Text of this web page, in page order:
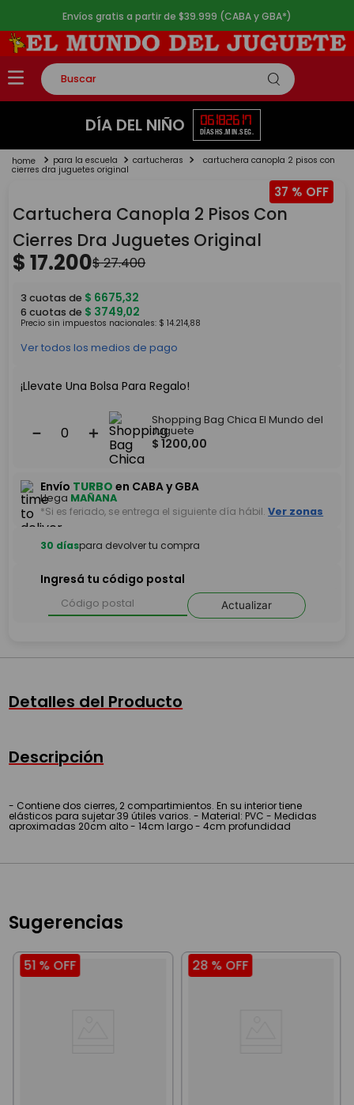
Envíos gratis a partir de $39.999 (CABA y GBA*)
Buscar
TÉRMINOS MÁS BUSCADOS
2.
lego
4.
monopatin
5. toy story
DÍA DEL NIÑO 06
DÍAS
18
HS.
26
MIN.
17
SEG.
para la escuela cartucheras cartuchera canopla 2 pisos con
cierres dra juguetes original
37 %
Cartuchera Canopla 2 Pisos Con
Cierres Dra Juguetes Original
$17.200$27.400
3 cuotas de $ 6675,32
6 cuotas de $ 3749,02
Precio sin impuestos nacionales: $ 14.214,88
Ver todos los medios de pago
¡Llevate Una Bolsa Para Regalo!
＋
－
Shopping Bag Chica El Mundo del
Juguete
$ 1200,00
Envío TURBO en CABA y GBA
Llega MAÑANA
*Si es feriado, se entrega el siguiente día hábil. Ver zonas
30 díaspara devolver tu compra
Ingresá tu código postal
Actualizar
Detalles del Producto
Descripción
- Contiene dos cierres, 2 compartimientos. En su interior tiene
elásticos para sujetar 39 útiles varios. - Material: PVC - Medidas
aproximadas 20cm alto - 14cm largo - 4cm profundidad
Sugerencias
51 % OFF 28 % OFF